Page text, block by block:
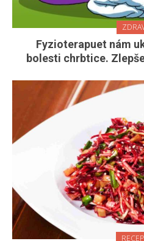
Fyzioterapuet nám
bolesti chrbtice.